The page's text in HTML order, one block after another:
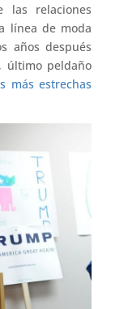
las relaciones
línea de moda
años después
último peldaño
más estrechas